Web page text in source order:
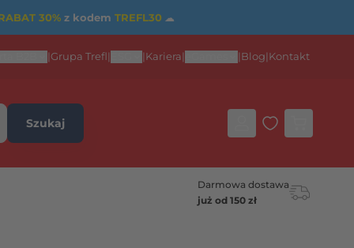
30%z kodem TREFL30 ☁
Grupa Trefl Kariera Blog Kontakt
Szukaj
Darmowa dostawa
już od 150 zł